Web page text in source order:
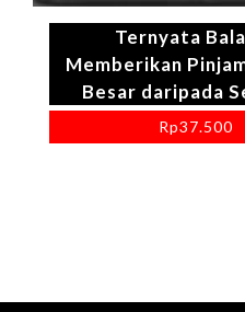
Ternyata
Memberikan
Besar daripada
Rp37.500